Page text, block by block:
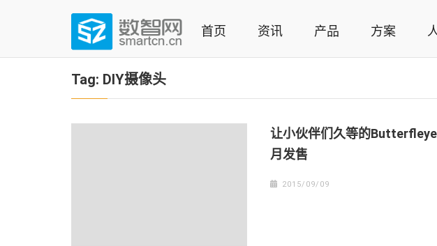
(Press
数智网
智能家居第一资讯门户 | 智能家居系统，智能家居产品，智能家居解决方案，智能家居技
首页 资讯 产品 方案
Tag: DIY摄像头
让小伙伴们久等的
月发售
2015/09/09